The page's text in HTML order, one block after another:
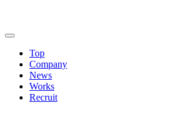
Top
Company
News
Works
Recruit